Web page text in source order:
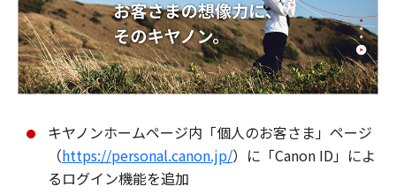
キヤノンホームページ内「個人のお客さま」ページ
（https://personal.canon.jp/）に「Canon ID」によ
るログイン機能を追加